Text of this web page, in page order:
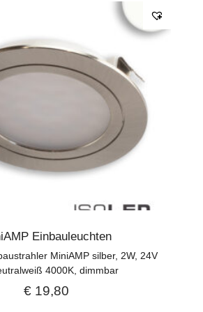
Einbauleuchten
MiniAMP silber, 2W, 24V
4000K, dimmbar
€ 19,80